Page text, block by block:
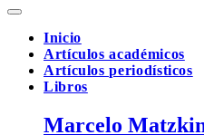
Inicio
Artículos académicos
Artículos periodísticos
Libros
Marcelo